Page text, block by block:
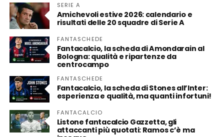
SERIE A
Amichevoli estive 2026: calendario e
risultati delle 20 squadre di Serie A
FANTASCHEDE
Fantacalcio, la scheda di Amondarain al
Bologna: qualità e ripartenze da
centrocampo
FANTASCHEDE
Fantacalcio, la scheda di Stones all’Inter:
esperienza e qualità, ma quanti infortuni!
FANTACALCIO
Listone fantacalcio Gazzetta, gli
attaccanti più quotati: Ramos c’è ma